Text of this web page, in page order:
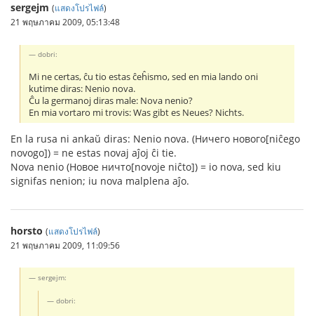
sergejm (แสดงโปรไฟล์)
21 พฤษภาคม 2009, 05:13:48
dobri:
Mi ne certas, ĉu tio estas ĉeĥismo, sed en mia lando oni
kutime diras: Nenio nova.
Ĉu la germanoj diras male: Nova nenio?
En mia vortaro mi trovis: Was gibt es Neues? Nichts.
En la rusa ni ankaŭ diras: Nenio nova. (Ничего нового[niĉego
novogo]) = ne estas novaj aĵoj ĉi tie.
Nova nenio (Новое ничто[novoje niĉto]) = io nova, sed kiu
signifas nenion; iu nova malplena aĵo.
horsto (แสดงโปรไฟล์)
21 พฤษภาคม 2009, 11:09:56
sergejm:
dobri: